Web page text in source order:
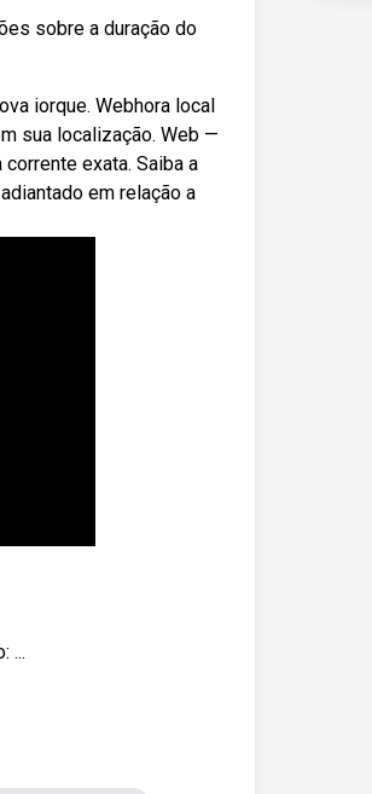
sobre a duração do
iorque. Webhora local
sua localização. Web —
exata. Saiba a
em relação a
...